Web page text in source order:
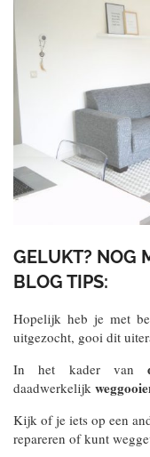
GELUKT? NOG
BLOG TIPS:
Hopelijk heb je met
uitgezocht, gooi dit
In het kader van
daadwerkelijk
Kijk of je iets op een
repareren of kunt